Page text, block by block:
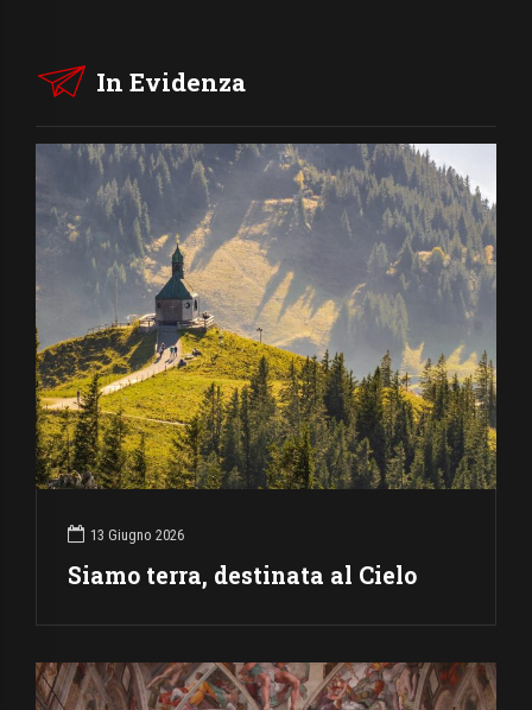
In Evidenza
13 Giugno 2026
Siamo terra, destinata al Cielo